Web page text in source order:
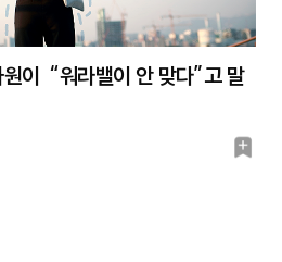
이 “워라밸이 안 맞다”고 말
북